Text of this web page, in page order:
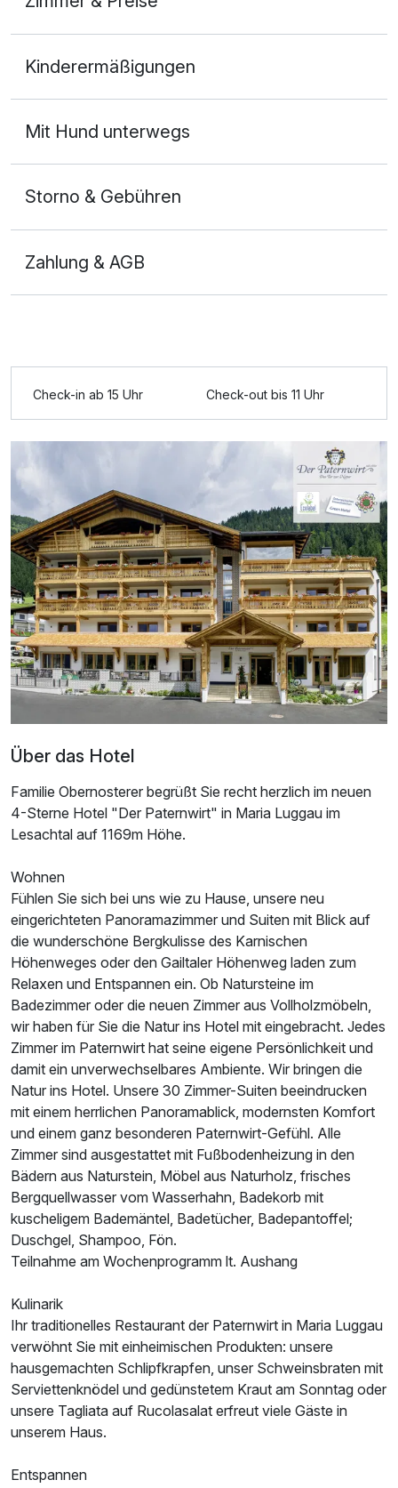
2 Erwachsene
Für 8 Tage p.P. ab660,00 €
Kinderermäßigungen
Mit Hund unterwegs
Storno & Gebühren
Zahlung & AGB
Check-in ab 15 Uhr Check-out bis 11 Uhr
Über das Hotel
Familie Obernosterer begrüßt Sie recht herzlich im neuen
4-Sterne Hotel "Der Paternwirt" in Maria Luggau im
Lesachtal auf 1169m Höhe.
Wohnen
Fühlen Sie sich bei uns wie zu Hause, unsere neu
eingerichteten Panoramazimmer und Suiten mit Blick auf
die wunderschöne Bergkulisse des Karnischen
Höhenweges oder den Gailtaler Höhenweg laden zum
Relaxen und Entspannen ein. Ob Natursteine im
Badezimmer oder die neuen Zimmer aus Vollholzmöbeln,
wir haben für Sie die Natur ins Hotel mit eingebracht. Jedes
Zimmer im Paternwirt hat seine eigene Persönlichkeit und
damit ein unverwechselbares Ambiente. Wir bringen die
Natur ins Hotel. Unsere 30 Zimmer-Suiten beeindrucken
mit einem herrlichen Panoramablick, modernsten Komfort
und einem ganz besonderen Paternwirt-Gefühl. Alle
Zimmer sind ausgestattet mit Fußbodenheizung in den
Bädern aus Naturstein, Möbel aus Naturholz, frisches
Bergquellwasser vom Wasserhahn, Badekorb mit
kuscheligem Bademäntel, Badetücher, Badepantoffel;
Duschgel, Shampoo, Fön.
Teilnahme am Wochenprogramm lt. Aushang
Kulinarik
Ihr traditionelles Restaurant der Paternwirt in Maria Luggau
verwöhnt Sie mit einheimischen Produkten: unsere
hausgemachten Schlipfkrapfen, unser Schweinsbraten mit
Serviettenknödel und gedünstetem Kraut am Sonntag oder
unsere Tagliata auf Rucolasalat erfreut viele Gäste in
unserem Haus.
Entspannen